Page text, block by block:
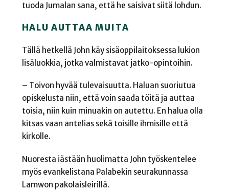
tuoda Jumalan sana, että he saisivat siitä lohdun.
HALU AUTTAA MUITA
Tällä hetkellä John käy sisäoppilaitoksessa lukion
lisäluokkia, jotka valmistavat jatko-opintoihin.
– Toivon hyvää tulevaisuutta. Haluan suoriutua
opiskelusta niin, että voin saada töitä ja auttaa
toisia, niin kuin minuakin on autettu. En halua olla
kitsas vaan antelias sekä toisille ihmisille että
kirkolle.
Nuoresta iästään huolimatta John työskentelee
myös evankelistana Palabekin seurakunnassa
Lamwon pakolaisleirillä.